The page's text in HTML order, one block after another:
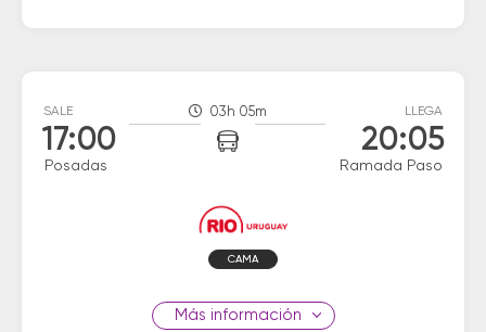
SALE
17:00
Posadas
03h 05m LLEGA
20:05
Ramada Paso
CAMA
información